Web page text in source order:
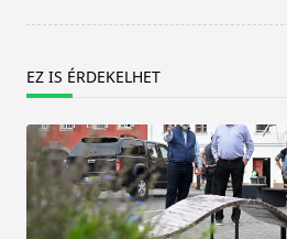
EZ IS ÉRDEKELHET